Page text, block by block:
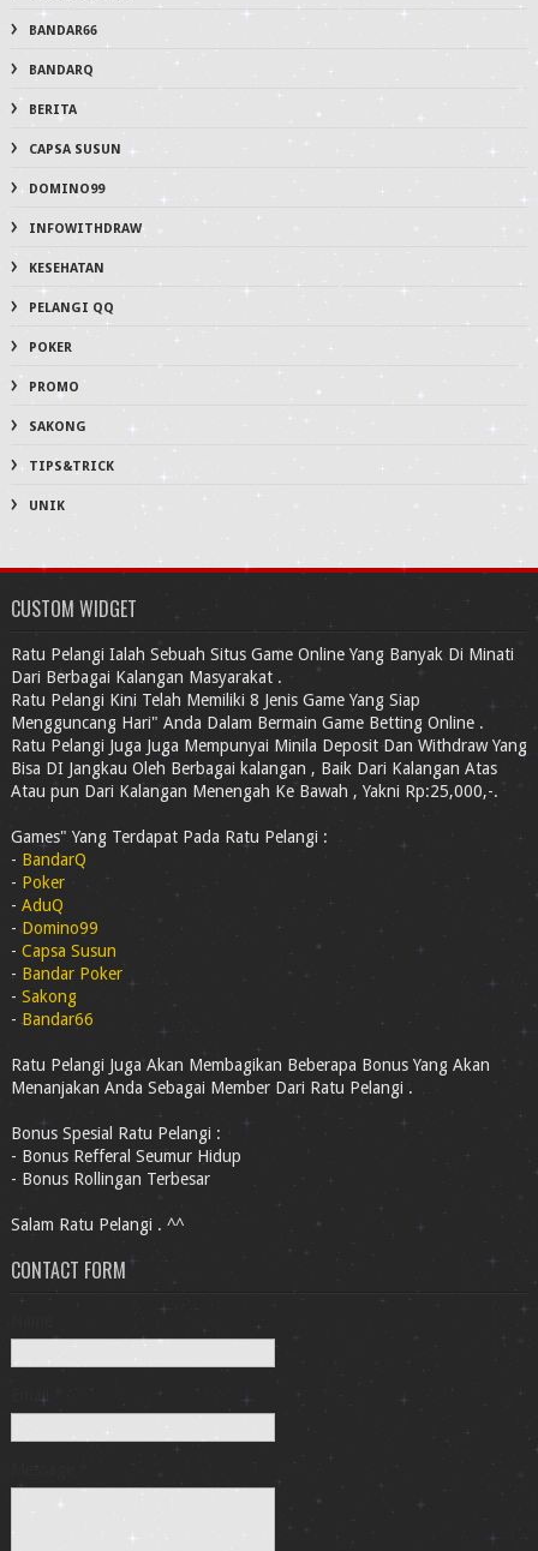
BANDAR66
BANDARQ
BERITA
CAPSA SUSUN
DOMINO99
INFOWITHDRAW
KESEHATAN
PELANGI QQ
POKER
PROMO
SAKONG
TIPS&TRICK
UNIK
CUSTOM WIDGET
Ratu Pelangi Ialah Sebuah Situs Game Online Yang Banyak Di Minati
Dari Berbagai Kalangan Masyarakat .
Ratu Pelangi Kini Telah Memiliki 8 Jenis Game Yang Siap
Mengguncang Hari" Anda Dalam Bermain Game Betting Online .
Ratu Pelangi Juga Juga Mempunyai Minila Deposit Dan Withdraw Yang
Bisa DI Jangkau Oleh Berbagai kalangan , Baik Dari Kalangan Atas
Atau pun Dari Kalangan Menengah Ke Bawah , Yakni Rp:25,000,-.
Games" Yang Terdapat Pada Ratu Pelangi :
- BandarQ
- Poker
- AduQ
-Domino99
- Capsa Susun
- Bandar Poker
- Sakong
- Bandar66
Ratu Pelangi Juga Akan Membagikan Beberapa Bonus Yang Akan
Menanjakan Anda Sebagai Member Dari Ratu Pelangi .
Bonus Spesial Ratu Pelangi :
- Bonus Refferal Seumur Hidup
- Bonus Rollingan Terbesar
Salam Ratu Pelangi . ^^
CONTACT FORM
Email
Message